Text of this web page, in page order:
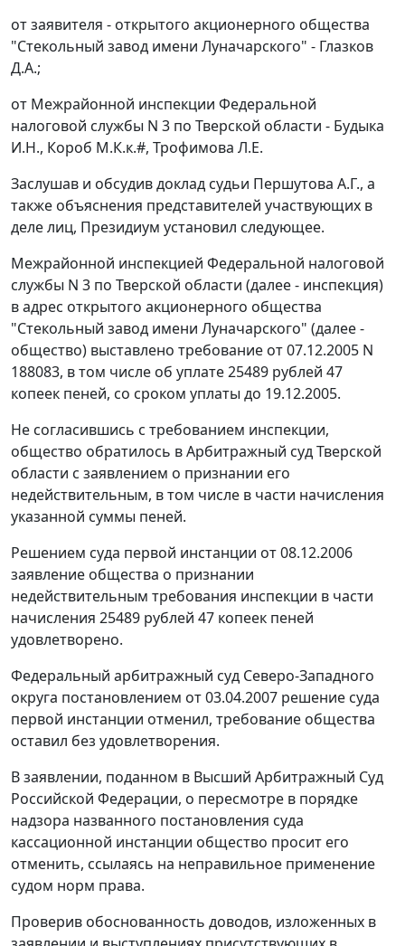
от заявителя - открытого акционерного общества
"Стекольный завод имени Луначарского" - Глазков
Д.А.;
от Межрайонной инспекции Федеральной
налоговой службы N 3 по Тверской области - Будыка
И.Н., Короб М.К.к.#, Трофимова Л.Е.
Заслушав и обсудив доклад судьи Першутова А.Г., а
также объяснения представителей участвующих в
деле лиц, Президиум установил следующее.
Межрайонной инспекцией Федеральной налоговой
службы N 3 по Тверской области (далее - инспекция)
в адрес открытого акционерного общества
"Стекольный завод имени Луначарского" (далее -
общество) выставлено требование от 07.12.2005 N
188083, в том числе об уплате 25489 рублей 47
копеек пеней, со сроком уплаты до 19.12.2005.
Не согласившись с требованием инспекции,
общество обратилось в Арбитражный суд Тверской
области с заявлением о признании его
недействительным, в том числе в части начисления
указанной суммы пеней.
Решением суда первой инстанции от 08.12.2006
заявление общества о признании
недействительным требования инспекции в части
начисления 25489 рублей 47 копеек пеней
удовлетворено.
Федеральный арбитражный суд Северо-Западного
округа постановлением от 03.04.2007 решение суда
первой инстанции отменил, требование общества
оставил без удовлетворения.
В заявлении, поданном в Высший Арбитражный Суд
Российской Федерации, о пересмотре в порядке
надзора названного постановления суда
кассационной инстанции общество просит его
отменить, ссылаясь на неправильное применение
судом норм права.
Проверив обоснованность доводов, изложенных в